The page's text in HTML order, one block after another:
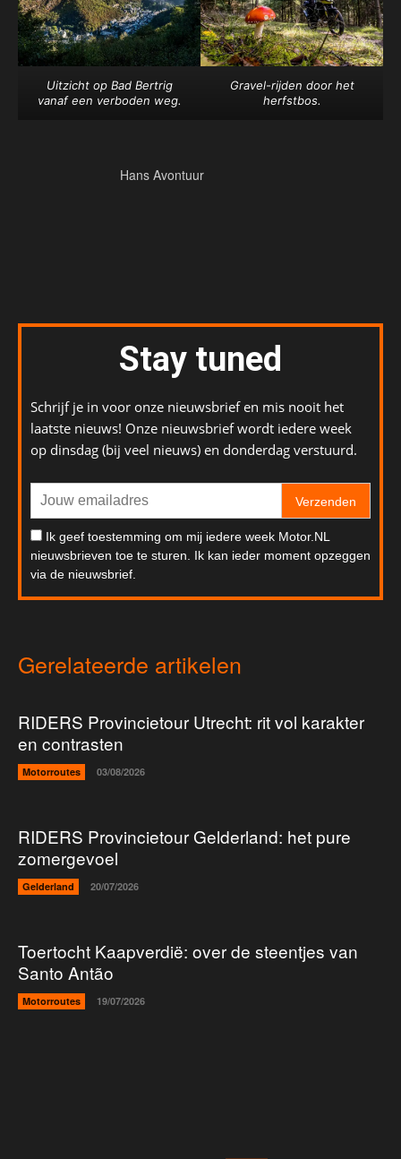
Uitzicht op Bad Bertrig
vanaf een verboden weg.
Gravel-rijden door het
herfstbos.
Hans Avontuur
Stay tuned
Schrijf je in voor onze nieuwsbrief en mis nooit het
laatste nieuws! Onze nieuwsbrief wordt iedere week
op dinsdag (bij veel nieuws) en donderdag verstuurd.
Verzenden
Ik geef toestemming om mij iedere week Motor.NL
nieuwsbrieven toe te sturen. Ik kan ieder moment opzeggen
via de nieuwsbrief.
Gerelateerde artikelen
RIDERS Provincietour Utrecht: rit vol karakter
en contrasten
Motorroutes 03/08/2026
RIDERS Provincietour Gelderland: het pure
zomergevoel
Gelderland 20/07/2026
Toertocht Kaapverdië: over de steentjes van
Santo Antão
Motorroutes 19/07/2026